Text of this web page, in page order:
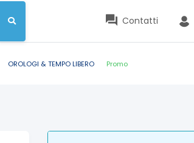
Contatti
OROLOGI & TEMPO LIBERO Promo